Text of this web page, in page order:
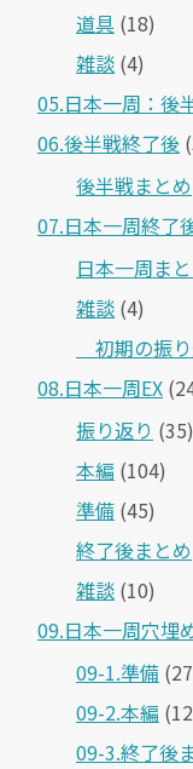
道具 (18)
雑談 (4)
05.日本一周：後
06.後半戦終了後
後半戦まとめ
07.日本一周終了
日本一周ま
雑談 (4)
＿初期の振
08.日本一周EX
振り返り (35)
本編 (104)
準備 (45)
終了後まとめ
雑談 (10)
09.日本一周穴埋
09-1.準備
09-2.本編
09-3.終了後